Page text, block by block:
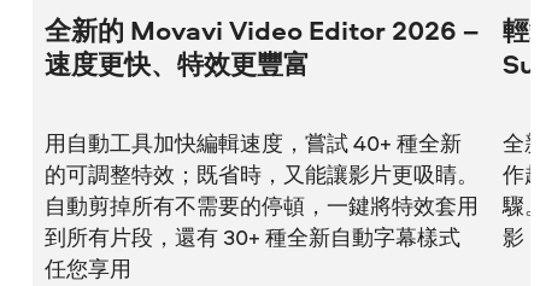
全新的 Movavi Video Editor 2026 –
速度更快、特效更豐富
用自動工具加快編輯速度，嘗試 40+ 種全新
的可調整特效；既省時，又能讓影片更吸睛。
自動剪掉所有不需要的停頓，一鍵將特效套用
到所有片段，還有 30+ 種全新自動字幕樣式
任您享用
輕
全
作
驟
影